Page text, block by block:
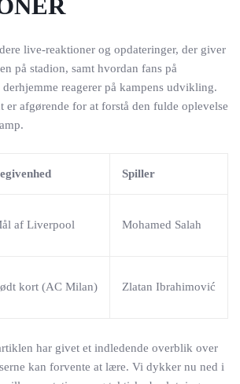
live-reaktioner og opdateringer, der giver
på stadion, samt hvordan fans på
reagerer på kampens udvikling.
er afgørende for at forstå den fulde oplevelse
Spiller
af Liverpool Mohamed Salah
kort (AC Milan) Zlatan Ibrahimović
har givet et indledende overblik over
kan forvente at lære. Vi dykker nu ned i